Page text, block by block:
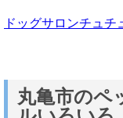
ドッグサロンチュチ
丸亀市のペ